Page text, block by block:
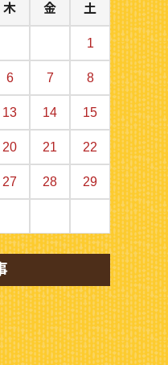
木 金 土
1
6 7 8
13 14 15
20 21 22
27 28 29